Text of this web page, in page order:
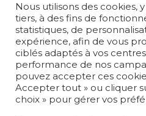
MAGAZINE
LA MAISON
OÙ NOUS TROUVER ?
Nous utilisons des cookies,
tiers, à des fins de
statistiques, de
expérience, afin de vous
ciblés adaptés à vos
performance de nos
pouvez accepter ces
Accepter tout » ou cliquer
choix » pour gérer vos